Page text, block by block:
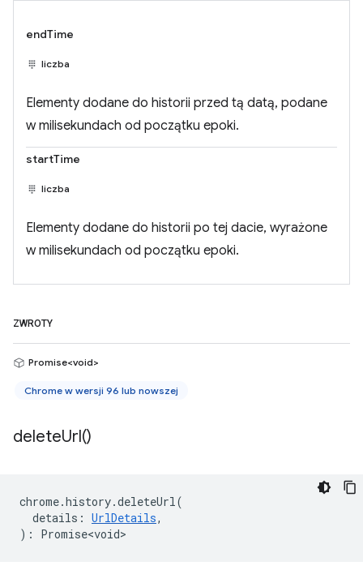
endTime
liczba
Elementy dodane do historii przed tą datą, podane
w milisekundach od początku epoki.
startTime
liczba
Elementy dodane do historii po tej dacie, wyrażone
w milisekundach od początku epoki.
ZWROTY
Promise<void>
Chrome w wersji 96 lub nowszej
deleteUrl()
chrome.history.deleteUrl(
details : UrlDetails,
) : Promise<void>